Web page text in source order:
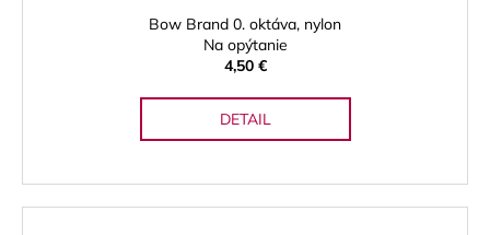
Bow Brand 0. oktáva, nylon
Na opýtanie
4,50 €
DETAIL